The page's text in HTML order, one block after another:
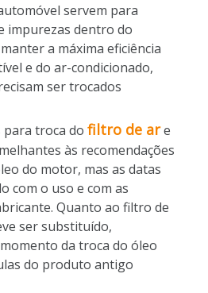
servem para
impurezas dentro do
a máxima eficiência
e do ar-condicionado,
ser trocados
troca do filtro de are
às recomendações
do motor, mas as datas
com o uso e com as
Quanto ao filtro de
ser substituído,
da troca do óleo
do produto antigo